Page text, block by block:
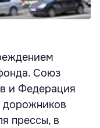
Союз
и Федерация
дорожников
прессы, в